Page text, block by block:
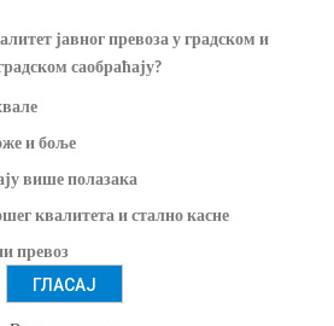
јавног превоза у градском и
саобраћају?
и боље
више полазака
квалитета и стално касне
превоз